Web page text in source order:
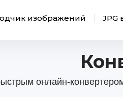
изображений JPG
онлайн-